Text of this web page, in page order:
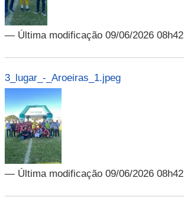
— Última modificação 09/06/2026 08h42
3_lugar_-_Aroeiras_1.jpeg
— Última modificação 09/06/2026 08h42